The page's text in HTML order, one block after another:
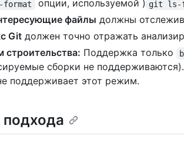
format опции, используемой ) git ls-
файлы должны
Git должен точно отражать
строительства: Поддержка только
сборки не
поддерживает этот режим.